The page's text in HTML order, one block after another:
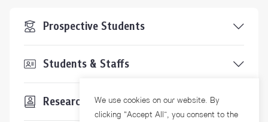
Prospective Students
Students & Staffs
ResearchersWe use cookies on our website. By
clicking “Accept All”, you consent to the